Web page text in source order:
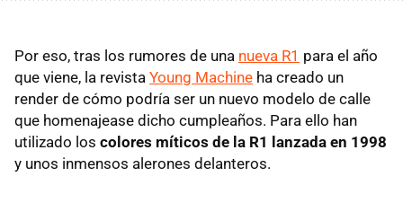
Por eso, tras los rumores de una nueva R1 para el año
que viene, la revista Young Machine ha creado un
render de cómo podría ser un nuevo modelo de calle
que homenajease dicho cumpleaños. Para ello han
utilizado los colores míticos de la R1 lanzada en 1998
y unos inmensos alerones delanteros.